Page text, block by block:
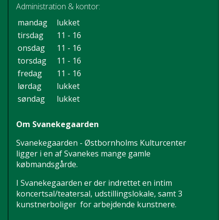
Administration & kontor:
mandag
lukket
tirsdag
11 - 16
onsdag
11 - 16
torsdag
11 - 16
fredag
11 - 16
lørdag
lukket
søndag
lukket
Om Svanekegaarden
Svanekegaarden - Østbornholms Kulturcenter
ligger i en af Svanekes mange gamle
købmandsgårde.
I Svanekegaarden er der indrettet en intim
koncertsal/teatersal, udstillingslokale, samt 3
kunstnerboliger for arbejdende kunstnere.